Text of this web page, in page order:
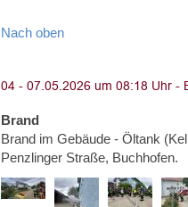
Nach oben
Brand
Brand im Gebäude - Öltank
Penzlinger Straße, Buchhofen.